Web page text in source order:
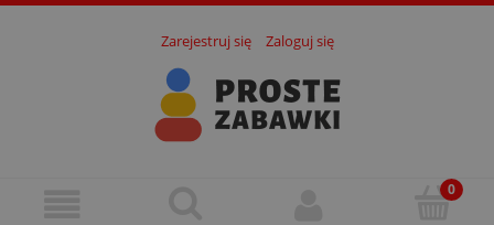
Zarejestruj się Zaloguj się